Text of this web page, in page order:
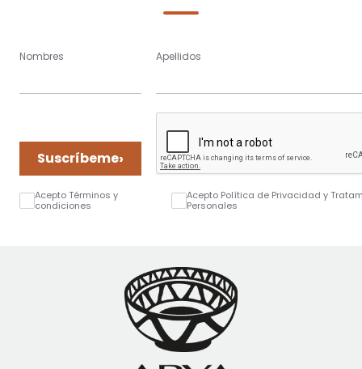
Nombres Apellidos
Suscríbeme›
Acepto Términos y
condiciones
Acepto Política de Privacidad y
Personales